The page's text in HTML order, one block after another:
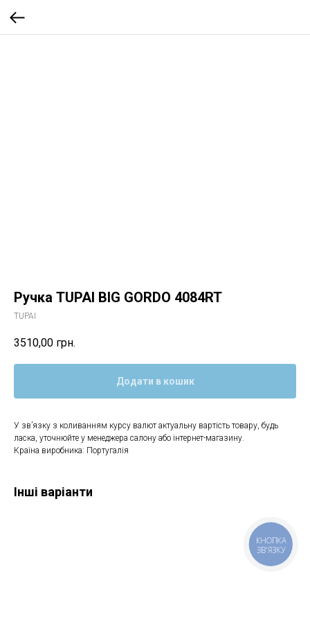
Ручка TUPAI BIG GORDO 4084RT
TUPAI
3510,00 грн.
Додати в кошик
У зв’язку з коливанням курсу валют актуальну вартість товару, будь
ласка, уточнюйте у менеджера салону або інтернет-магазину.
Країна виробника: Португалія
Інші варіанти
КНОПКА
ЗВ'ЯЗКУ